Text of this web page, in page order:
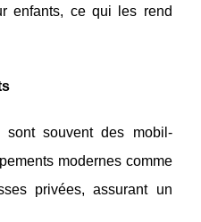
enfants, ce qui les rend
sont souvent des mobil-
modernes comme
privées, assurant un